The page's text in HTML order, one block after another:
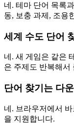
네. 테마 단어 목록
동, 보충 과제, 조용
세계 수도 단어
네. 새 게임은 같은
은 주제도 반복해서
단어 찾기는 다
네. 브라우저에서
을 지원합니다.